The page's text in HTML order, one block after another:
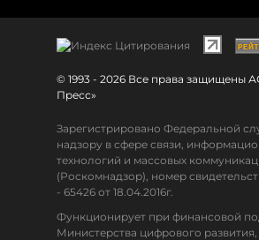
© 1993 - 2026 Все права защищены
Пресс»
Зарегистрировано Федеральной
надзору в сфере связи,
технологий и массовых
(Роскомнадзор), номер
- 65426 от 18.04.2016г.
Функционирует при финансовой
Министерства цифрового развития,